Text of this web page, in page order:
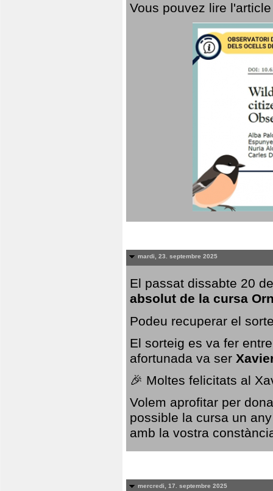
Vous pouvez lire
mardi, 23. septembre 2025
El passat dissabte 20
absolut de la cursa
Podeu recuperar el
El sorteig es va fer
afortunada va ser
🎉 Moltes felicitats al
Volem aprofitar per
possible la cursa un
amb la vostra
mercredi, 17. septembre 2025